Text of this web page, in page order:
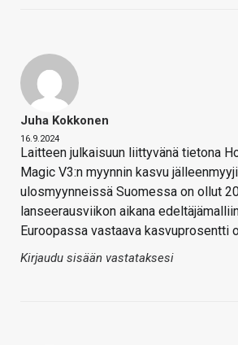
Juha Kokkonen
16.9.2024
Laitteen julkaisuun liittyvänä tietona
Magic V3:n myynnin kasvu
ulosmyynneissä Suomessa on ollut
lanseerausviikon aikana
Euroopassa vastaava kasvuprosentti
Kirjaudu sisään vastataksesi